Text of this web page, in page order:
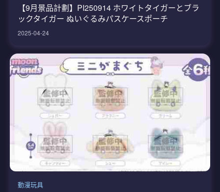
【9月景品計劃】PI250914 ホワイトタイガーとブラ
ックタイガー ぬいぐるみパスケースポーチ
2025-04-24
動漫玩具